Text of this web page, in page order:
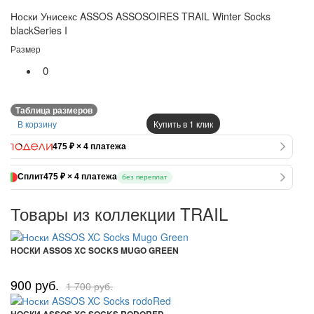
Носки Унисекс ASSOS ASSOSOIRES TRAIL Winter Socks
blackSeries I
Размер
0
Таблица размеров
В корзину Купить в 1 клик
475 ₽ × 4 платежа
Сплит475 ₽ × 4 платежа без переплат
Товары из коллекции TRAIL
НОСКИ ASSOS XC SOCKS MUGO GREEN
900 руб. 1 700 руб.